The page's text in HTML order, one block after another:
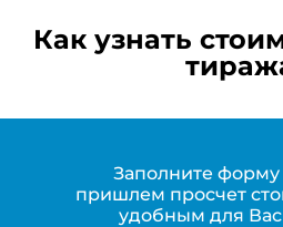
Как узнать
Заполните
пришлем просчет
удобным для